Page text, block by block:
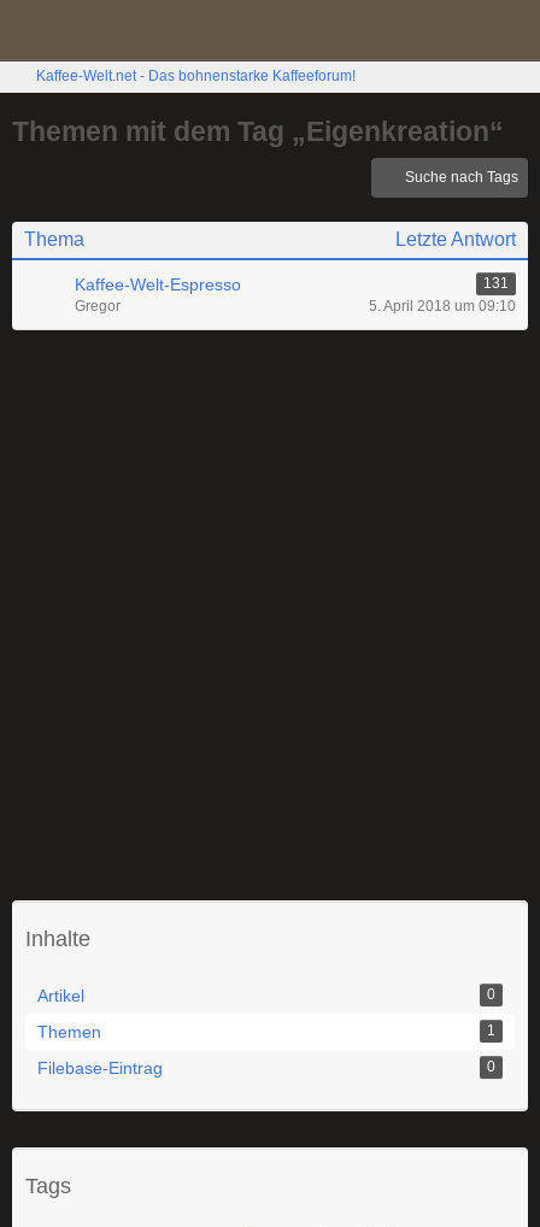
Kaffee-Welt.net - Das bohnenstarke Kaffeeforum!
Themen mit dem Tag „Eigenkreation“
Suche nach Tags
Thema Letzte Antwort
Kaffee-Welt-Espresso
131
Gregor
5. April 2018 um 09:10
Inhalte
Artikel 0
Themen 1
Filebase-Eintrag 0
Tags